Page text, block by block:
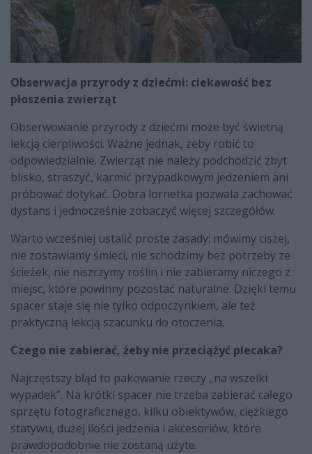
Obserwacja przyrody z dziećmi: ciekawość bez
płoszenia zwierząt
Obserwowanie przyrody z dziećmi może być świetną
lekcją cierpliwości. Ważne jednak, żeby robić to
odpowiedzialnie. Zwierząt nie należy podchodzić zbyt
blisko, straszyć, karmić przypadkowym jedzeniem ani
próbować dotykać. Dobra lornetka pozwala zachować
dystans i jednocześnie zobaczyć więcej szczegółów.
Warto wcześniej ustalić proste zasady: mówimy ciszej,
nie zostawiamy śmieci, nie schodzimy bez potrzeby ze
ścieżek, nie niszczymy roślin i nie zabieramy niczego z
miejsc, które powinny pozostać naturalne. Dzięki temu
spacer staje się nie tylko odpoczynkiem, ale też
praktyczną lekcją szacunku do otoczenia.
Czego nie zabierać, żeby nie przeciążyć plecaka?
Najczęstszy błąd to pakowanie rzeczy „na wszelki
wypadek”. Na krótki spacer nie trzeba zabierać całego
sprzętu fotograficznego, kilku obiektywów, ciężkiego
statywu, dużej ilości jedzenia i akcesoriów, które
prawdopodobnie nie zostaną użyte.